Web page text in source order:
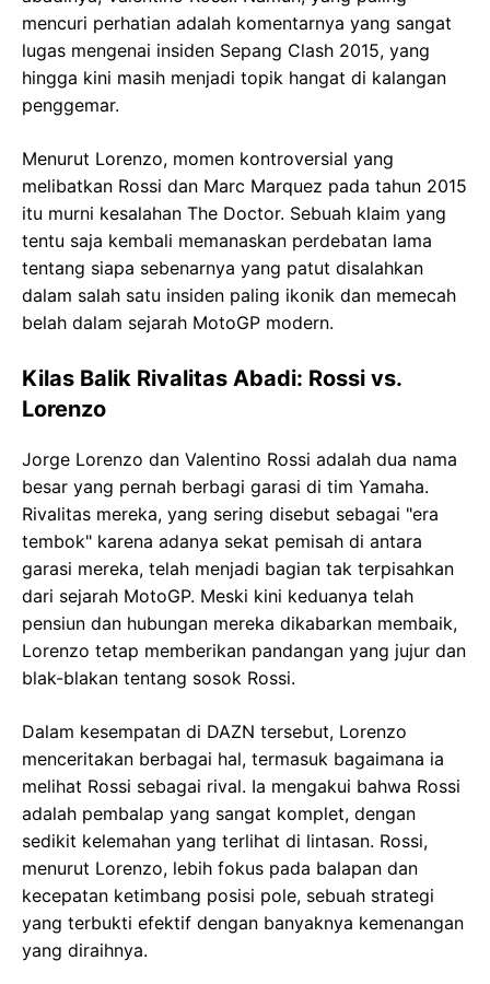
mencuri perhatian adalah komentarnya yang sangat
lugas mengenai insiden Sepang Clash 2015, yang
hingga kini masih menjadi topik hangat di kalangan
penggemar.
Menurut Lorenzo, momen kontroversial yang
melibatkan Rossi dan Marc Marquez pada tahun 2015
itu murni kesalahan The Doctor. Sebuah klaim yang
tentu saja kembali memanaskan perdebatan lama
tentang siapa sebenarnya yang patut disalahkan
dalam salah satu insiden paling ikonik dan memecah
belah dalam sejarah MotoGP modern.
Kilas Balik Rivalitas Abadi: Rossi vs.
Lorenzo
Jorge Lorenzo dan Valentino Rossi adalah dua nama
besar yang pernah berbagi garasi di tim Yamaha.
Rivalitas mereka, yang sering disebut sebagai "era
tembok" karena adanya sekat pemisah di antara
garasi mereka, telah menjadi bagian tak terpisahkan
dari sejarah MotoGP. Meski kini keduanya telah
pensiun dan hubungan mereka dikabarkan membaik,
Lorenzo tetap memberikan pandangan yang jujur dan
blak-blakan tentang sosok Rossi.
Dalam kesempatan di DAZN tersebut, Lorenzo
menceritakan berbagai hal, termasuk bagaimana ia
melihat Rossi sebagai rival. Ia mengakui bahwa Rossi
adalah pembalap yang sangat komplet, dengan
sedikit kelemahan yang terlihat di lintasan. Rossi,
menurut Lorenzo, lebih fokus pada balapan dan
kecepatan ketimbang posisi pole, sebuah strategi
yang terbukti efektif dengan banyaknya kemenangan
yang diraihnya.